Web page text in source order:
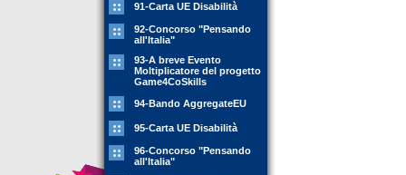
91-Carta UE Disabilità
92-Concorso "Pensando
all'Italia"
93-A breve Evento
Moltiplicatore del progetto
Game4CoSkills
94-Bando AggregateEU
95-Carta UE Disabilità
96-Concorso "Pensando
all'Italia"